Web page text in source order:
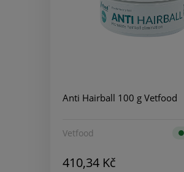
Anti Hairball 100 g Vetfood
Vetfood
410,34 Kč